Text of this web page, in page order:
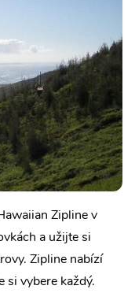
Zipline v
a užijte si
Zipline nabízí
si vybere každý.